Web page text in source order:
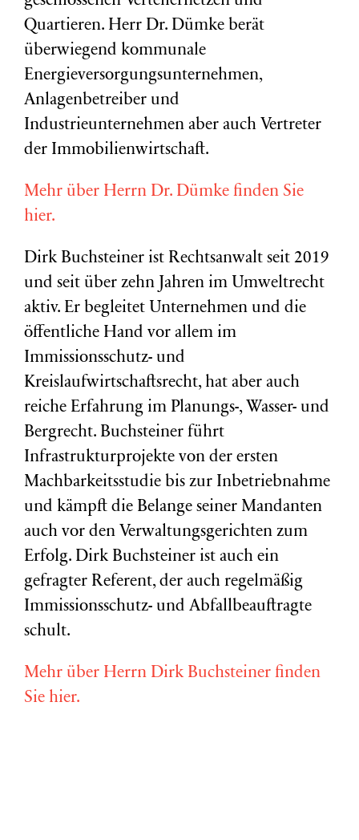
Quartieren. Herr Dr. Dümke berät
überwiegend kommunale
Energieversorgungsunternehmen,
Anlagenbetreiber und
Industrieunternehmen aber auch Vertreter
der Immobilienwirtschaft.
Mehr über Herrn Dr. Dümke finden Sie
hier.
Dirk Buchsteiner ist Rechtsanwalt seit 2019
und seit über zehn Jahren im Umweltrecht
aktiv. Er begleitet Unternehmen und die
öffentliche Hand vor allem im
Immissionsschutz- und
Kreislaufwirtschaftsrecht, hat aber auch
reiche Erfahrung im Planungs-, Wasser- und
Bergrecht. Buchsteiner führt
Infrastrukturprojekte von der ersten
Machbarkeitsstudie bis zur Inbetriebnahme
und kämpft die Belange seiner Mandanten
auch vor den Verwaltungsgerichten zum
Erfolg. Dirk Buchsteiner ist auch ein
gefragter Referent, der auch regelmäßig
Immissionsschutz- und Abfallbeauftragte
schult.
Mehr über Herrn Dirk Buchsteiner finden
Sie hier.